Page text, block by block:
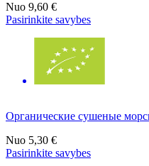
Nuo 9,60 €
Pasirinkite savybes
Органические сушеные
Nuo 5,30 €
Pasirinkite savybes